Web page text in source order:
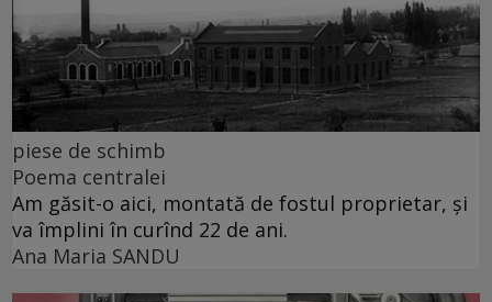
piese de schimb
Poema centralei
Am găsit-o aici, montată de fostul proprietar, și
va împlini în curînd 22 de ani.
Ana Maria SANDU